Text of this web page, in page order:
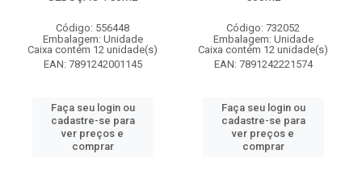
Código: 556448
Embalagem: Unidade
Caixa contém 12 unidade(s)
EAN: 7891242001145
Faça seu login ou
cadastre-se para
ver preços e
comprar
Código: 732052
Embalagem: Unidade
Caixa contém 12 unidade(s)
EAN: 7891242221574
Faça seu login ou
cadastre-se para
ver preços e
comprar